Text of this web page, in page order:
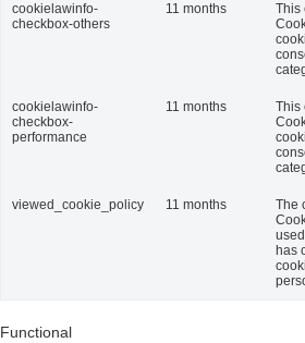
cookielawinfo-
checkbox-others
11 months
This
cookielawinfo-
checkbox-
performance
11 months
This
viewed_cookie_policy 11 months
The
has
Functional